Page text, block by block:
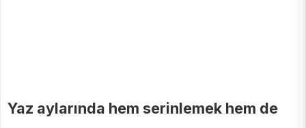
Yaz aylarında hem serinlemek hem de